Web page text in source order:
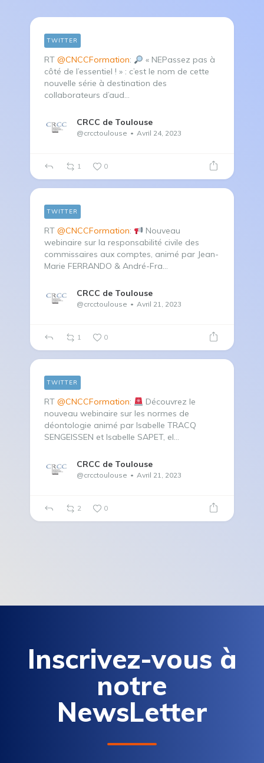
RT@CNCCFormation:
« NEPassez pas à
côté de l’essentiel ! » : c’est le nom de cette
nouvelle série à destination des
collaborateurs d’aud…
CRCC de Toulouse
@crcctoulouse Avril 24, 2023
TWITTER
1 0
RT@CNCCFormation:
Nouveau
webinaire sur la responsabilité civile des
commissaires aux comptes, animé par Jean-
Marie FERRANDO & André-Fra…
CRCC de Toulouse
@crcctoulouse Avril 21, 2023
TWITTER
1 0
RT@CNCCFormation:
Découvrez le
nouveau webinaire sur les normes de
déontologie animé par Isabelle TRACQ
SENGEISSEN et Isabelle SAPET, el…
CRCC de Toulouse
@crcctoulouse Avril 21, 2023
TWITTER
2 0
Inscrivez-vous à
notre
NewsLetter